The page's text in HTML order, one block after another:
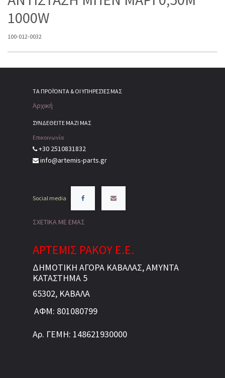
1000W
100-012-0032
ΤΑ ΠΡΟΪΌΝΤΑ & ΟΙ ΥΠΗΡΕΣΊΕΣ ΜΑΣ
Αρχική
ΣΥΝΔΕΘΕΙΤΕ ΜΑΖΙ ΜΑΣ
Επικοινωνία
+30 2510831832
info@artemis-parts.gr
Social media
ΣΧΕΤΙΚΑ ΜΕ ΕΜΑΣ
ΑΡΤΕΜΙΣ ΡΑΚΟΥ Ε.Ε.
ΔΗΜΟΤΙΚΗ ΑΓΟΡΑ ΚΑΒΑΛΑΣ, ΑΜΥΝΤΑ
ΚΑΤΑΣΤΗΜΑ 5
65302, ΚΑΒΑΛΑ
ΑΦΜ: 801080799
Αρ. ΓΕΜΗ: 148621930000